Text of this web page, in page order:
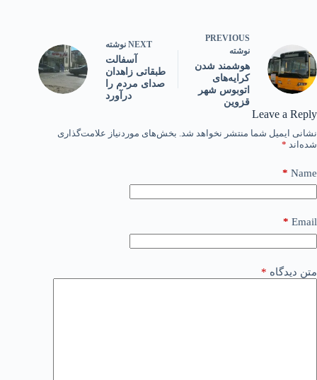
PREVIOUS
نوشته
هوشمند شدن
کرایه‌های
اتوبوس شهر
قزوین
NEXT نوشته
آسفالت
طبقاتی زاهدان
صدای مردم را
درآورد
Leave a Reply
نشانی ایمیل شما منتشر نخواهد شد. بخش‌های موردنیاز علامت‌گذاری
شده‌اند *
Name
*
Email
*
متن دیدگاه *